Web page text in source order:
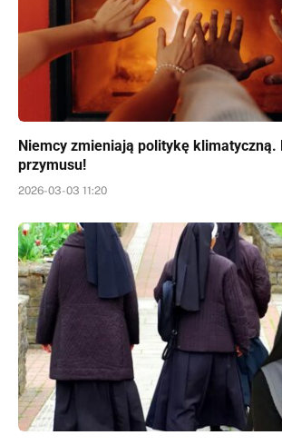
Niemcy zmieniają politykę klimatyczną.
przymusu!
2026-03-03 11:20